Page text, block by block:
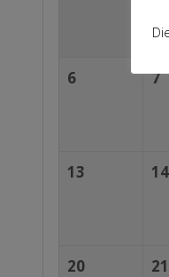
6 7
13 14
20 21